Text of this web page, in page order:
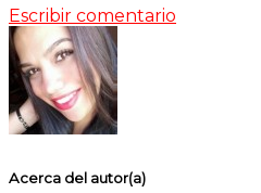
Escribir comentario
Acerca del autor(a)